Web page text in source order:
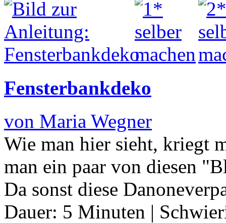
Fensterbankdeko
von Maria Wegner
Wie man hier sieht, kriegt
man ein paar von diesen
Da sonst diese
Dauer: 5 Minuten |